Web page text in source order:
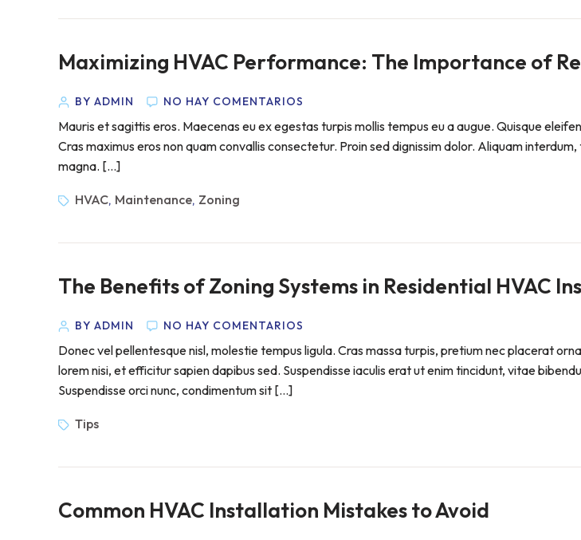
Maximizing HVAC Performance: The Importance of
BY ADMIN NO HAY COMENTARIOS
Mauris et sagittis eros. Maecenas eu ex egestas turpis mollis tempus eu a augue. Quisque
Cras maximus eros non quam convallis consectetur. Proin sed dignissim dolor. Aliquam
magna. […]
HVAC, Maintenance, Zoning
The Benefits of Zoning Systems in Residential HVAC
BY ADMIN NO HAY COMENTARIOS
Donec vel pellentesque nisl, molestie tempus ligula. Cras massa turpis, pretium nec placerat
lorem nisi, et efficitur sapien dapibus sed. Suspendisse iaculis erat ut enim tincidunt, vitae
Suspendisse orci nunc, condimentum sit […]
Tips
Common HVAC Installation Mistakes to Avoid